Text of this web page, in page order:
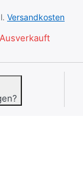
Versandkosten
Ausverkauft